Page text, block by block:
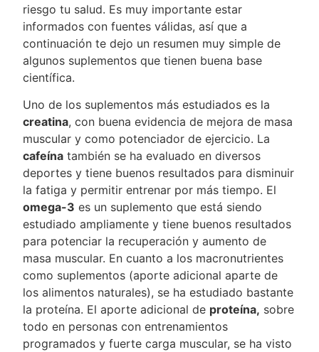
riesgo tu salud. Es muy importante estar
informados con fuentes válidas, así que a
continuación te dejo un resumen muy simple de
algunos suplementos que tienen buena base
científica.
Uno de los suplementos más estudiados es la
creatina, con buena evidencia de mejora de masa
muscular y como potenciador de ejercicio. La
cafeína también se ha evaluado en diversos
deportes y tiene buenos resultados para disminuir
la fatiga y permitir entrenar por más tiempo. El
omega-3 es un suplemento que está siendo
estudiado ampliamente y tiene buenos resultados
para potenciar la recuperación y aumento de
masa muscular. En cuanto a los macronutrientes
como suplementos (aporte adicional aparte de
los alimentos naturales), se ha estudiado bastante
la proteína. El aporte adicional de proteína, sobre
todo en personas con entrenamientos
programados y fuerte carga muscular, se ha visto